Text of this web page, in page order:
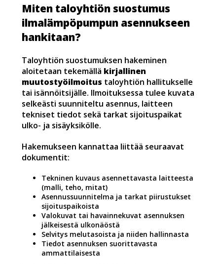
Miten taloyhtiön suostumus
ilmalämpöpumpun asennukseen
hankitaan?
Taloyhtiön suostumuksen hakeminen
aloitetaan tekemällä kirjallinen
muutostyöilmoitus taloyhtiön hallitukselle
tai isännöitsijälle. Ilmoituksessa tulee kuvata
selkeästi suunniteltu asennus, laitteen
tekniset tiedot sekä tarkat sijoituspaikat
ulko- ja sisäyksikölle.
Hakemukseen kannattaa liittää seuraavat
dokumentit:
Tekninen kuvaus asennettavasta laitteesta
(malli, teho, mitat)
Asennussuunnitelma ja tarkat piirustukset
sijoituspaikoista
Valokuvat tai havainnekuvat asennuksen
jälkeisestä ulkonäöstä
Selvitys melutasoista ja niiden hallinnasta
Tiedot asennuksen suorittavasta
ammattilaisesta